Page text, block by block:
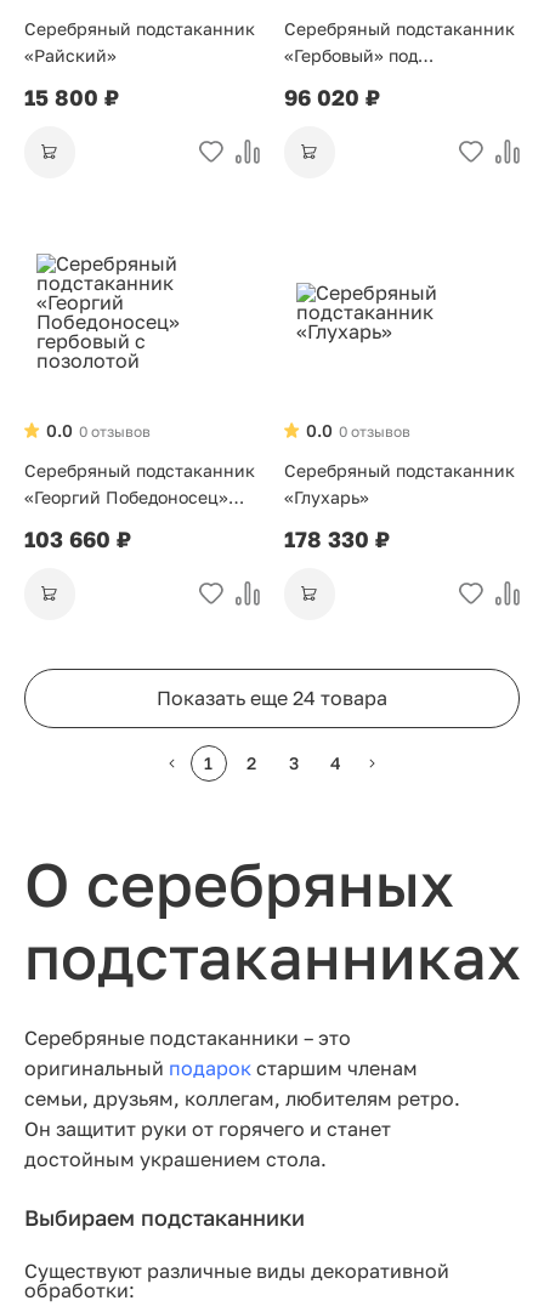
Серебряный подстаканник
«Райский»
15 800 ₽
Серебряный подстаканник
«Гербовый» под
96 020 ₽
0 отзывов
0.0
Серебряный подстаканник
«Георгий Победоносец»
103 660 ₽
0 отзывов
0.0
Серебряный подстаканник
«Глухарь»
178 330 ₽
Показать еще 24 товара
1 2 3 4
О серебряных
подстаканниках
Серебряные подстаканники – это
оригинальный подарок старшим членам
семьи, друзьям, коллегам, любителям ретро.
Он защитит руки от горячего и станет
достойным украшением стола.
Выбираем подстаканники
Существуют различные виды декоративной
обработки: